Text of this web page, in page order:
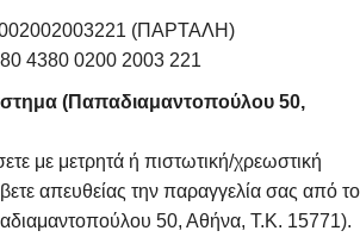
(ΠΑΡΤΑΛΗ)
4380 0200 2003 221
(Παπαδιαμαντοπούλου 50,
με μετρητά ή πιστωτική/χρεωστική
απευθείας την παραγγελία σας από το
50, Αθήνα, Τ.Κ. 15771).